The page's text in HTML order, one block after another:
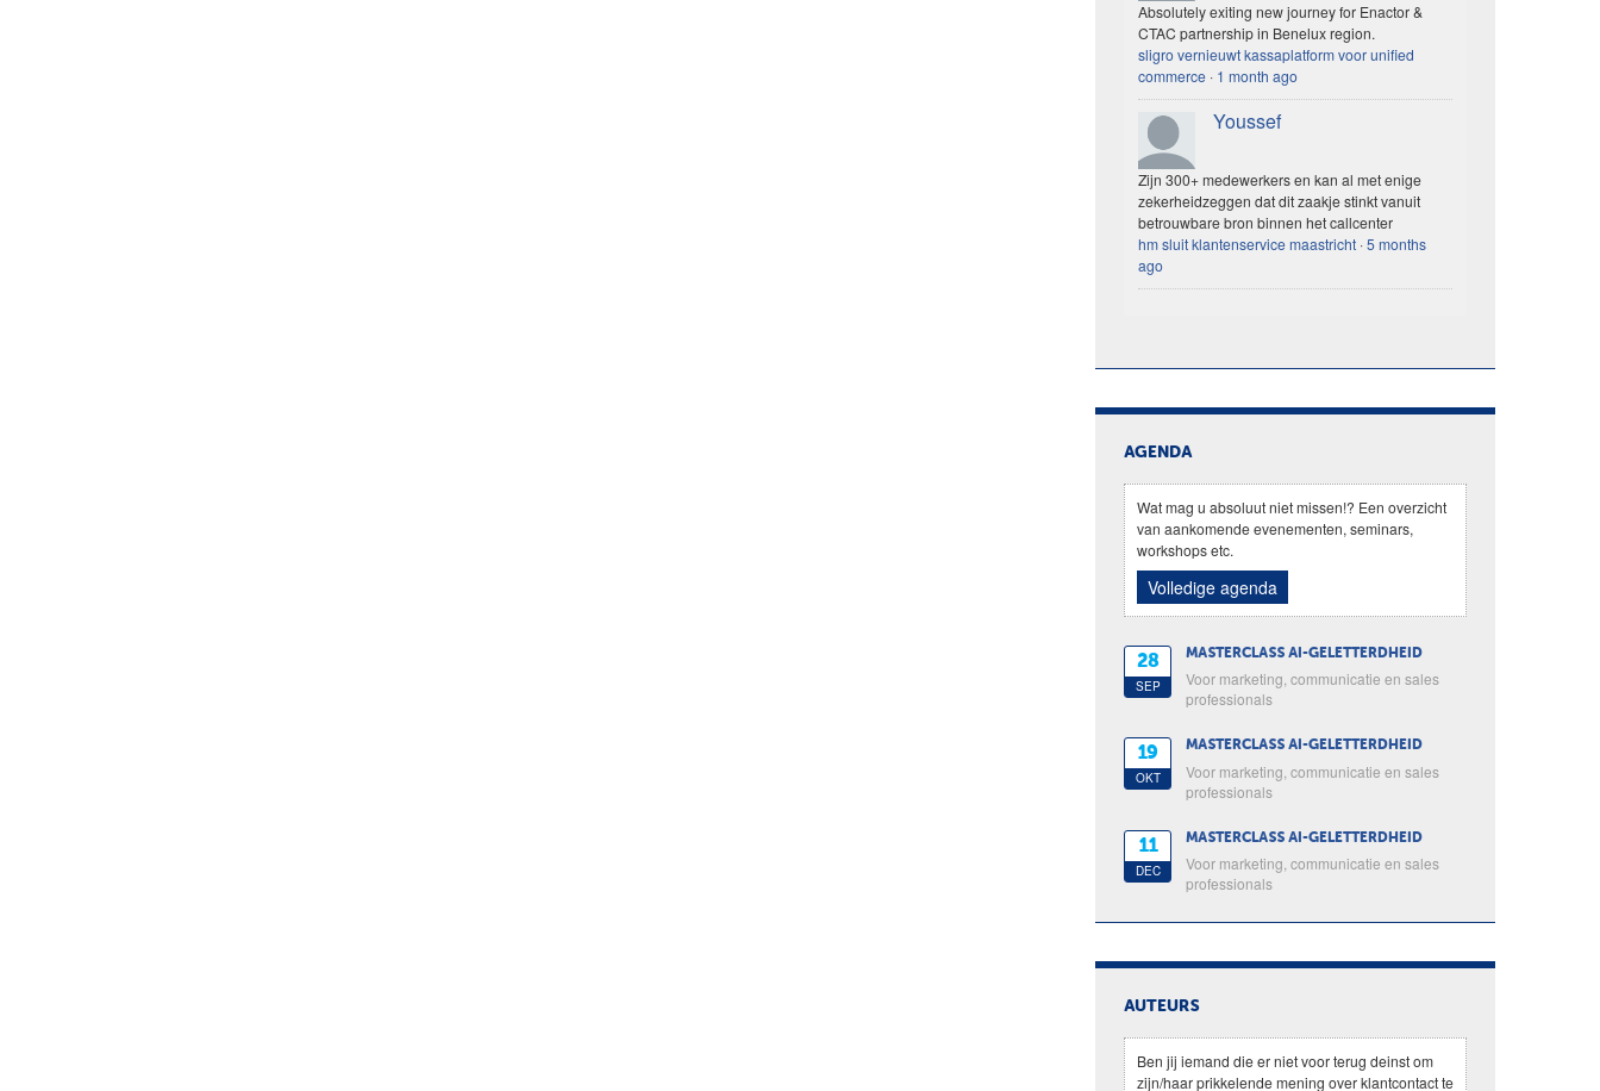
Absolutely exiting new journey for Enactor &
CTAC partnership in Benelux region.
sligro vernieuwt kassaplatform voor unified
commerce · 1 month ago
Youssef
Zijn 300+ medewerkers en kan al met enige
zekerheidzeggen dat dit zaakje stinkt vanuit
betrouwbare bron binnen het callcenter
hm sluit klantenservice maastricht ·5 months
ago
AGENDA
Wat mag u absoluut niet missen!? Een overzicht
van aankomende evenementen, seminars,
workshops etc.
Volledige agenda
28
SEP
MASTERCLASS AI-GELETTERDHEID
Voor marketing, communicatie en sales
professionals
19
OKT
MASTERCLASS AI-GELETTERDHEID
Voor marketing, communicatie en sales
professionals
11
DEC
MASTERCLASS AI-GELETTERDHEID
Voor marketing, communicatie en sales
professionals
AUTEURS
Ben jij iemand die er niet voor terug deinst om
zijn/haar prikkelende mening over klantcontact te